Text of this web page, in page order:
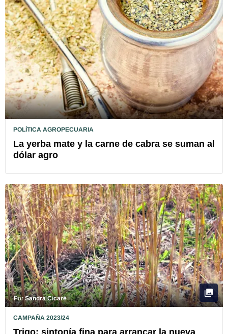
POLÍTICA AGROPECUARIA
La yerba mate y la carne de cabra se suman al
dólar agro
PorSandra Cicaré
CAMPAÑA 2023/24